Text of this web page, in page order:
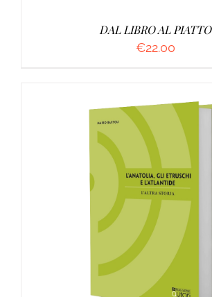
DAL LIBRO AL PIATTO
€22.00
AGGIUNGI AL CARRELLO /